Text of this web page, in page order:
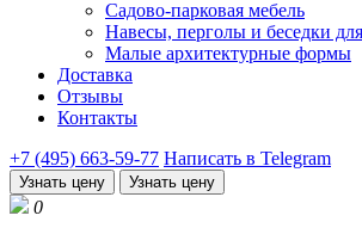
Садово-парковая мебель
Навесы, перголы и беседки
Малые архитектурные формы
Доставка
Отзывы
Контакты
+7 (495) 663-59-77 Написать в Telegram
Узнать цену Узнать цену
0